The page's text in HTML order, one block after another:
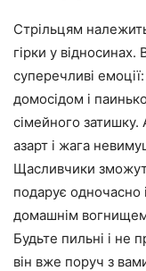
Стрільцям
гірки у відносинах.
суперечливі
домосідом і
сімейного затишку.
азарт і жага
Щасливчики
подарує одночасно
домашнім
Будьте пильні і не
він вже поруч з